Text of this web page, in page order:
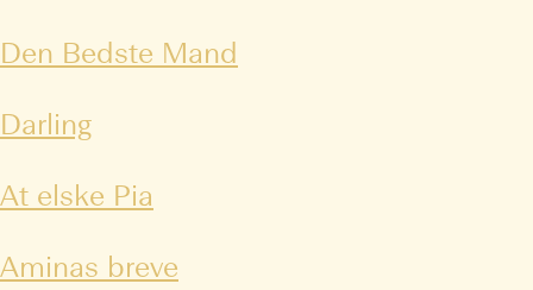
Den Bedste Mand
Darling
At elske Pia
Aminas breve